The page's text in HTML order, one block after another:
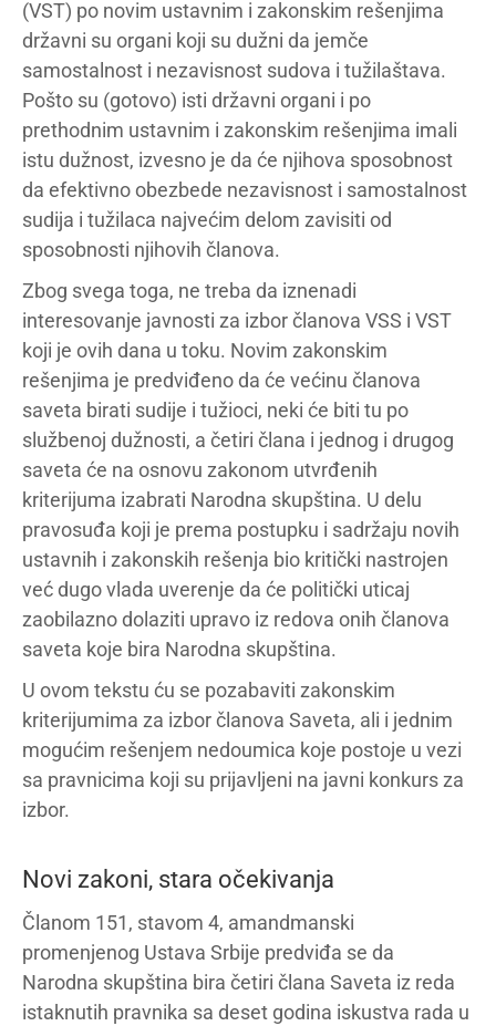
(VST) po novim ustavnim i zakonskim rešenjima
državni su organi koji su dužni da jemče
samostalnost i nezavisnost sudova i tužilaštava.
Pošto su (gotovo) isti državni organi i po
prethodnim ustavnim i zakonskim rešenjima imali
istu dužnost, izvesno je da će njihova sposobnost
da efektivno obezbede nezavisnost i samostalnost
sudija i tužilaca najvećim delom zavisiti od
sposobnosti njihovih članova.
Zbog svega toga, ne treba da iznenadi
interesovanje javnosti za izbor članova VSS i VST
koji je ovih dana u toku. Novim zakonskim
rešenjima je predviđeno da će većinu članova
saveta birati sudije i tužioci, neki će biti tu po
službenoj dužnosti, a četiri člana i jednog i drugog
saveta će na osnovu zakonom utvrđenih
kriterijuma izabrati Narodna skupština. U delu
pravosuđa koji je prema postupku i sadržaju novih
ustavnih i zakonskih rešenja bio kritički nastrojen
već dugo vlada uverenje da će politički uticaj
zaobilazno dolaziti upravo iz redova onih članova
saveta koje bira Narodna skupština.
U ovom tekstu ću se pozabaviti zakonskim
kriterijumima za izbor članova Saveta, ali i jednim
mogućim rešenjem nedoumica koje postoje u vezi
sa pravnicima koji su prijavljeni na javni konkurs za
izbor.
Novi zakoni, stara očekivanja
Članom 151, stavom 4, amandmanski
promenjenog Ustava Srbije predviđa se da
Narodna skupština bira četiri člana Saveta iz reda
istaknutih pravnika sa deset godina iskustva rada u